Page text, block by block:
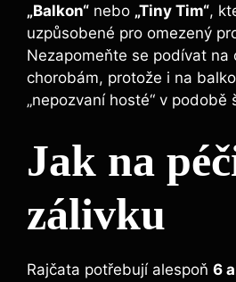
„Balkon“ nebo „Tiny ‌Tim“,
⁤uzpůsobené pro omezený
‌Nezapomeňte se podívat‌ na⁢
chorobám, protože​ i na
„nepozvaní hosté“ v podobě
Jak na
zálivku
​Rajčata‍ potřebují alespoň 6